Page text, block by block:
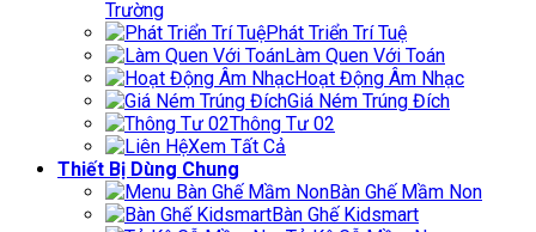
Trường
Phát Triển Trí Tuệ
Làm Quen Với Toán
Hoạt Động Âm Nhạc
Giá Ném Trúng Đích
Thông Tư 02
Xem Tất Cả
Thiết Bị Dùng Chung
Bàn Ghế Mầm Non
Bàn Ghế Kidsmart